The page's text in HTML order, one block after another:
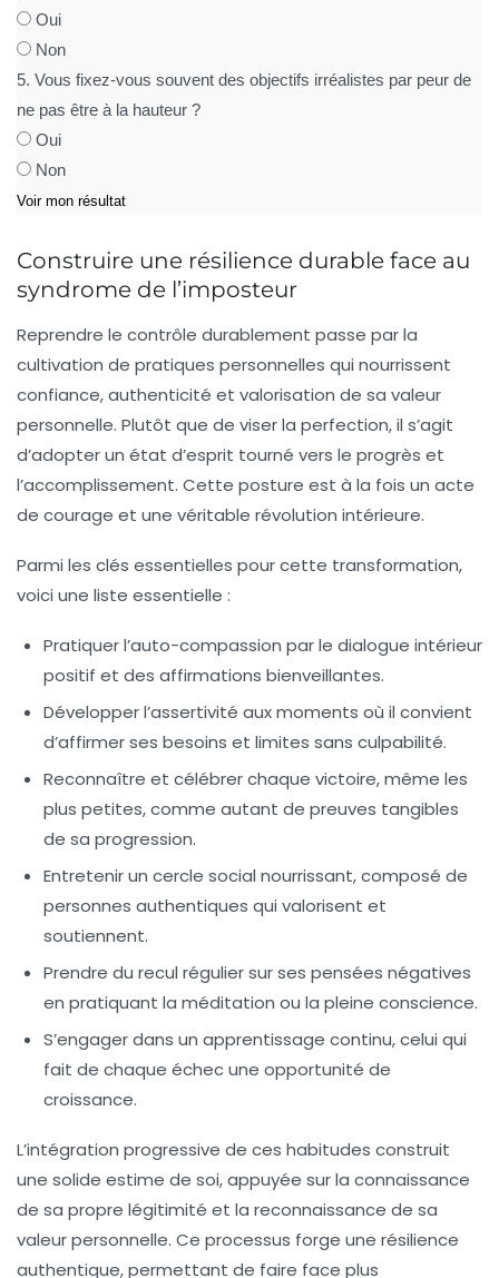
Oui
Non
5. Vous fixez-vous souvent des objectifs irréalistes par peur de
ne pas être à la hauteur ?
Oui
Non
Voir mon résultat
Construire une résilience durable face au
syndrome de l’imposteur
Reprendre le contrôle durablement passe par la
cultivation de pratiques personnelles qui nourrissent
confiance, authenticité et valorisation de sa valeur
personnelle. Plutôt que de viser la perfection, il s’agit
d’adopter un état d’esprit tourné vers le progrès et
l’accomplissement. Cette posture est à la fois un acte
de courage et une véritable révolution intérieure.
Parmi les clés essentielles pour cette transformation,
voici une liste essentielle :
Pratiquer l’auto-compassion par le dialogue intérieur
positif et des affirmations bienveillantes.
Développer l’assertivité aux moments où il convient
d’affirmer ses besoins et limites sans culpabilité.
Reconnaître et célébrer chaque victoire, même les
plus petites, comme autant de preuves tangibles
de sa progression.
Entretenir un cercle social nourrissant, composé de
personnes authentiques qui valorisent et
soutiennent.
Prendre du recul réguliersur ses pensées négatives
en pratiquant la méditation ou la pleine conscience.
S’engager dans un apprentissage continu, celui qui
fait de chaque échec une opportunité de
croissance.
L’intégration progressive de ces habitudes construit
une solide estime de soi, appuyée sur la connaissance
de sa propre légitimité et la reconnaissance de sa
valeur personnelle. Ce processus forge une résilience
authentique, permettant de faire face plus